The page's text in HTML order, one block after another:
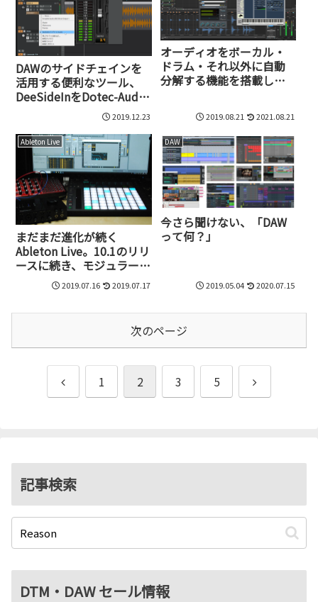
DAWのサイドチェインを
活用する便利なツール、
DeeSideInをDotec-Audio
2019.12.23
オーディオをボーカル・
ドラム・それ以外に自動
分解する機能を搭載した
NEXT誕生 2019.08.21 2021.08.21
Ableton Live
まだまだ進化が続く
Ableton Live。10.1のリリ
ースに続き、モジュラーシ
ンセと連携を可能にする
CV Toolsを公開
2019.07.16 2019.07.17
DAW
今さら聞けない、「DAW
って何？」
2019.05.04 2020.07.15
次のページ
前
1 2 3 5
次
記事検索
DTM・DAW セール情報